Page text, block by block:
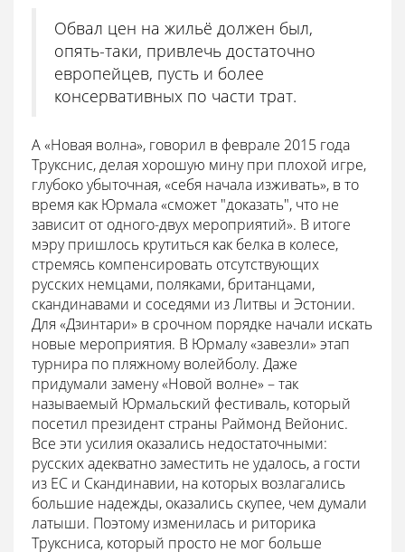
Обвал цен на жильё должен был,
опять-таки, привлечь достаточно
европейцев, пусть и более
консервативных по части трат.
А «Новая волна», говорил в феврале 2015 года
Трукснис, делая хорошую мину при плохой игре,
глубоко убыточная, «себя начала изживать», в то
время как Юрмала «сможет "доказать", что не
зависит от одного-двух мероприятий». В итоге
мэру пришлось крутиться как белка в колесе,
стремясь компенсировать отсутствующих
русских немцами, поляками, британцами,
скандинавами и соседями из Литвы и Эстонии.
Для «Дзинтари» в срочном порядке начали искать
новые мероприятия. В Юрмалу «завезли» этап
турнира по пляжному волейболу. Даже
придумали замену «Новой волне» – так
называемый Юрмальский фестиваль, который
посетил президент страны Раймонд Вейонис.
Все эти усилия оказались недостаточными:
русских адекватно заместить не удалось, а гости
из ЕС и Скандинавии, на которых возлагались
большие надежды, оказались скупее, чем думали
латыши. Поэтому изменилась и риторика
Труксниса, который просто не мог больше